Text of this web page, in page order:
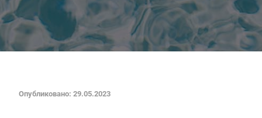
Опубликовано: 29.05.2023